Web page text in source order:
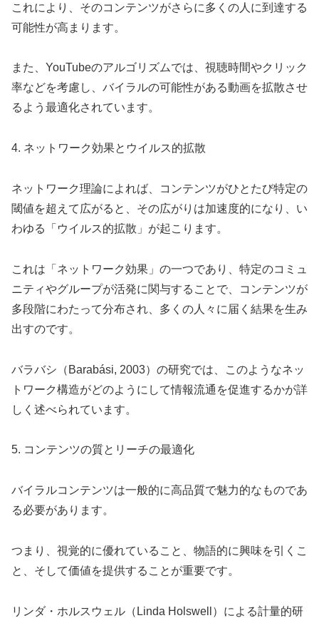
これにより、そのコンテンツがさらに多くの人に到達する
可能性が高まります。
また、YouTubeのアルゴリズムでは、視聴時間やクリック
率などを考慮し、バイラルの可能性がある動画を拡散させ
るよう最適化されています。
4. ネットワーク効果とウイルス的拡散
ネットワーク理論によれば、コンテンツがひとたび特定の
閾値を超えて広がると、その広がりは加速度的になり、い
わゆる「ウイルス的拡散」が起こります。
これは「ネットワーク効果」の一つであり、特定のコミュ
ニティやグループが活発に関与することで、コンテンツが
多段階にわたって分布され、多くの人々に届く結果を生み
出すのです。
バラバシ（Barabási, 2003）の研究では、このようなネッ
トワーク構造がどのようにして情報流通を促進するかが詳
しく述べられています。
5. コンテンツの質とリーチの最適化
バイラルコンテンツは一般的に高品質で魅力的なものであ
る必要があります。
つまり、視覚的に優れていること、物語的に興味を引くこ
と、そして価値を提供することが重要です。
リンダ・ホルスウェル（Linda Holswell）による計量的研